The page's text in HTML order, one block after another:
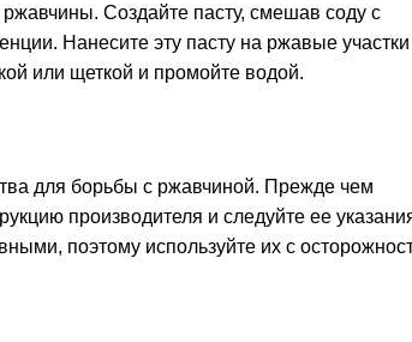
Создайте пасту, смешав соду с
Нанесите эту пасту на ржавые
или щеткой и промойте водой.
для борьбы с ржавчиной. Прежде чем
производителя и следуйте ее
поэтому используйте их с